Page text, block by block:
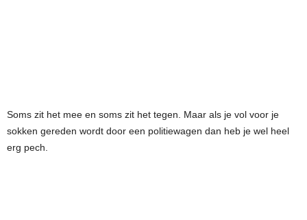
Soms zit het mee en soms zit het tegen. Maar als je vol voor je
sokken gereden wordt door een politiewagen dan heb je wel heel
erg pech.